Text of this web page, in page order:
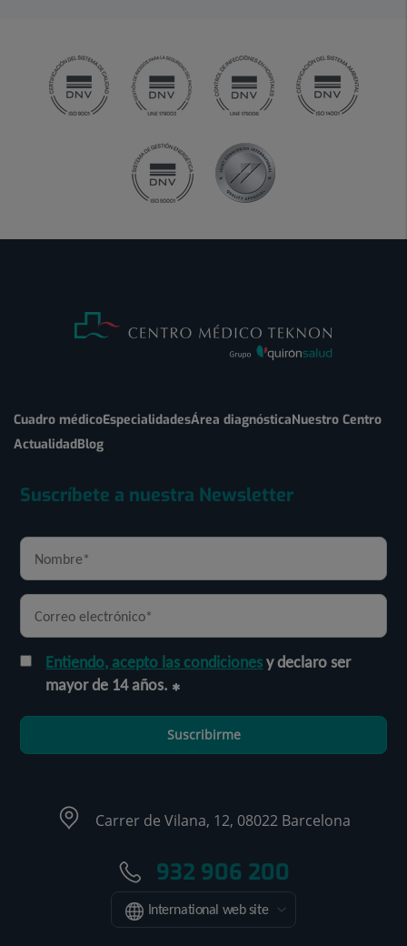
Cuadro médicoEspecialidadesÁrea diagnósticaNuestro Centro
ActualidadBlog
Suscríbete a nuestra Newsletter
Entiendo, acepto las condicionesy declaro ser
mayor de 14 años.
Suscribirme
Carrer de Vilana, 12, 08022 Barcelona
932 906 200
International web site